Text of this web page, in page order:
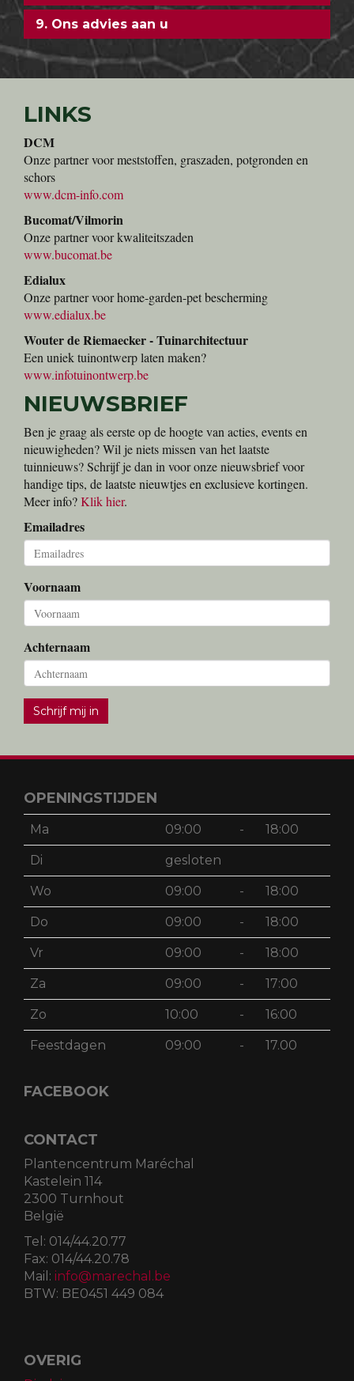
9. Ons advies aan u
LINKS
DCM
Onze partner voor meststoffen, graszaden, potgronden en
schors
www.dcm-info.com
Bucomat/Vilmorin
Onze partner voor kwaliteitszaden
www.bucomat.be
Edialux
Onze partner voor home-garden-pet bescherming
www.edialux.be
Wouter de Riemaecker - Tuinarchitectuur
Een uniek tuinontwerp laten maken?
www.infotuinontwerp.be
NIEUWSBRIEF
Ben je graag als eerste op de hoogte van acties, events en
nieuwigheden? Wil je niets missen van het laatste
tuinnieuws? Schrijf je dan in voor onze nieuwsbrief voor
handige tips, de laatste nieuwtjes en exclusieve kortingen.
Meer info?Klik hier.
Emailadres
Voornaam
Achternaam
Schrijf mij in
OPENINGSTIJDEN
Ma 09:00 - 18:00
Di gesloten
Wo 09:00 - 18:00
Do 09:00 - 18:00
Vr 09:00 - 18:00
Za 09:00 - 17:00
Zo 10:00 - 16:00
Feestdagen 09:00 - 17.00
FACEBOOK
CONTACT
Plantencentrum Maréchal
Kastelein 114
2300 Turnhout
België
Tel: 014/44.20.77
Fax: 014/44.20.78
Mail: info@marechal.be
BTW: BE0451 449 084
OVERIG